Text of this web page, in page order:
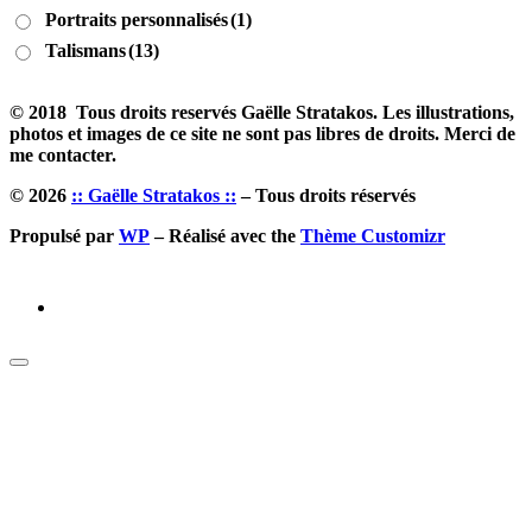
Portraits personnalisés(1)
Talismans(13)
© 2018 Tous droits reservés Gaëlle Stratakos. Les illustrations,
photos et images de ce site ne sont pas libres de droits. Merci de
me contacter.
© 2026 :: Gaëlle Stratakos :: – Tous droits réservés
Propulsé par WP– Réalisé avec the Thème Customizr